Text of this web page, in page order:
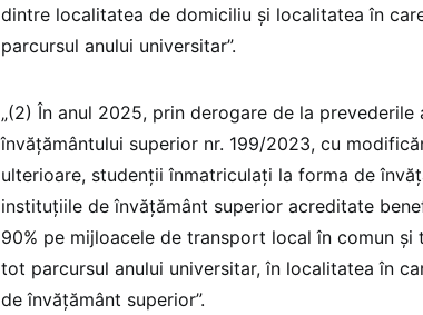
dintre localitatea de domiciliu şi localitatea în
parcursul anului universitar”.
„(2) În anul 2025, prin derogare de la prevederile
învăţământului superior nr. 199/2023, cu
ulterioare, studenţii înmatriculaţi la forma de
instituţiile de învăţământ superior acreditate
90% pe mijloacele de transport local în comun
tot parcursul anului universitar, în localitatea în
de învățământ superior”.